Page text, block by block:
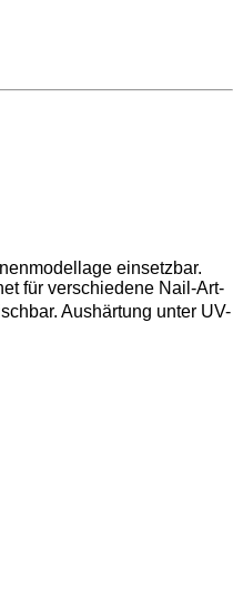
einsetzbar.
für verschiedene Nail-Art-
Aushärtung unter UV-